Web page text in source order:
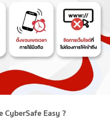
Easy ?